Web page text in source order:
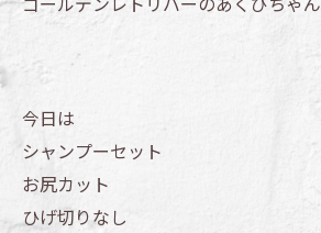
今日は
シャンプーセット
お尻カット
ひげ切りなし